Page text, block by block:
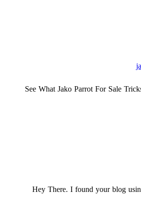
See What Jako Parrot For Sale
Hey There. I found your blog